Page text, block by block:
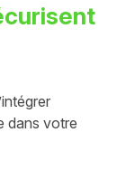
dans votre